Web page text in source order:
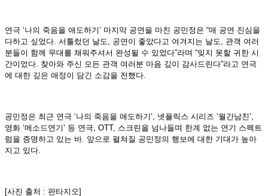
연극 ‘나의 죽음을 애도하기’ 마지막 공연을 마친 공민정은 “매 공연 진심을
다하고 싶었다. 서툴렀던 날도, 공연이 좋았다고 여겨지는 날도, 관객 여러
분들이 함께 무대를 채워주셔서 완성될 수 있었다”라며 “잊지 못할 귀한 시
간이었다. 찾아와 주신 모든 관객 여러분 마음 깊이 감사드린다”라고 연극
에 대한 깊은 애정이 담긴 소감을 전했다.
공민정은 최근 연극 ‘나의 죽음을 애도하기’, 넷플릭스 시리즈 ‘월간남친’,
영화 ‘메소드연기’ 등 연극, OTT, 스크린을 넘나들며 한계 없는 연기 스펙트
럼을 증명하고 있는 바. 앞으로 펼쳐질 공민정의 행보에 대한 기대가 높아
지고 있다.
[사진 출처 : 판타지오]